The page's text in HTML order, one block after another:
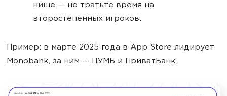
нише — не тратьте время на
второстепенных игроков.
Пример: в марте 2025 года в App Store лидирует
Monobank, за ним — ПУМБ и ПриватБанк.